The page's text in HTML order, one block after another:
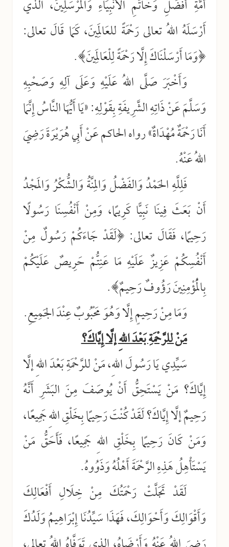
أُمَّةِ أَفْضَلِ وَخَاتَمِ الأَنْبِيَاءِ وَالمُرْسَلِينَ، الذي
أَرْسَلَهُ اللهُ تعالى رَحْمَةً للعَالَمِينَ، كَمَا قَالَ تعالى:
﴿وَمَا أَرْسَلْنَاكَ إِلَّا رَحْمَةً لِلْعَالَمِينَ﴾.
وَأَخْبَرَ صَلَّى اللهُ عَلَيْهِ وَعَلَى آلِهِ وَصَحْبِهِ
وَسَلَّمَ عَنْ ذَاتِهِ الشَّرِيفَةِ بِقَوْلِهِ: «يَا أَيُّهَا النَّاسُ إِنَّمَا
أَنَا رَحْمَةٌ مُهْدَاةٌ» رواه الحاكم عَنْ أَبِي هُرَيْرَةَ رَضِيَ
اللهُ عَنْهُ.
فَلِلَّهِ الحَمْدُ وَالفَضْلُ وَالمِنَّةُ وَالشُّكْرُ وَالمَجْدُ
أَنْ بَعَثَ فِينَا نَبِيًّا كَرِيمًا، وَمِنْ أَنْفُسِنَا رَسُولًا
رَحِيمًا، فَقَالَ تعالى: ﴿لَقَدْ جَاءَكُمْ رَسُولٌ مِنْ
أَنْفُسِكُمْ عَزِيزٌ عَلَيْهِ مَا عَنِتُّمْ حَرِيصٌ عَلَيْكُمْ
بِالْمُؤْمِنِينَ رَؤُوفٌ رَحِيمٌ﴾.
وَمَا مِنْ رَحِيمٍ إِلَّا وَهُوَ مَحْبُوبٌ عِنْدَ الجَمِيعِ.
مَنْ للرَّحْمَةِ بَعْدَ اللهِ إلَّا إِيَّاكَ؟
سَيِّدِي يَا رَسُولَ اللهِ، مَنْ للرَّحْمَةِ بَعْدَ اللهِ إلَّا
إِيَّاكَ؟ مَنْ يَسْتَحِقُّ أَنْ يُوصَفَ مِنَ البَشَرِ أَنَّهُ
رَحِيمٌ إلَّا إِيَّاكَ؟ لَقَدْ كُنْتَ رَحِيمًا بِخَلْقِ اللهِ جَمِيعًا،
وَمَنْ كَانَ رَحِيمًا بِخَلْقِ اللهِ جَمِيعًا، فَأَحَقُّ مَنْ
يَسْتَأْهِلُ هَذِهِ الرَّحْمَةَ أَهْلُهُ وَذَوُوهُ.
لَقَدْ تَجَلَّتْ رَحْمَتُكَ مِنْ خِلَالِ أَفْعَالِكَ
وَأَقْوَالِكَ وَأَحْوَالِكَ، فَهَذَا سَيِّدُنَا إِبْرَاهِيمُ وَلَدُكَ